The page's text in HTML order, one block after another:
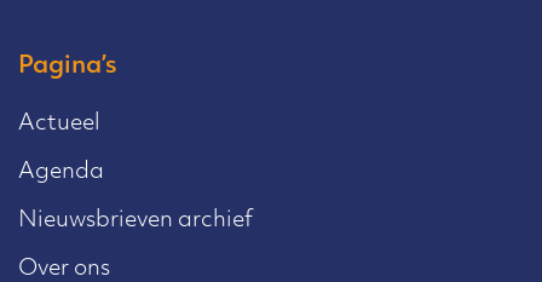
Pagina’s
Actueel
Agenda
Nieuwsbrieven archief
Over ons